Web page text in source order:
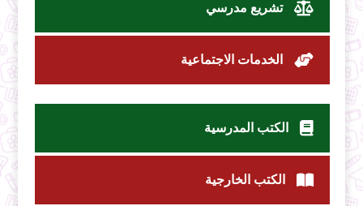
تشريع مدرسي
الخدمات الاجتماعية
الكتب المدرسية
الكتب الخارجية